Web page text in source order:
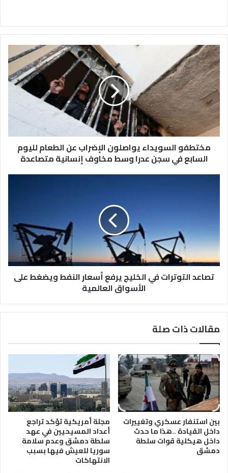
مختطفو
السويداء
يواصلون
الإضراب
عن
الطعام
لليوم
السابع
في
سجن
مخاوف
مختطفو السويداء يواصلون الإضراب عن الطعام لليوم
السابع في سجن عدرا وسط مخاوف إنسانية متصاعدة
أسعار
النفط
ويضغط
على
الأسواق
تصاعد التوترات في الخليج يرفع أسعار النفط ويضغط على
الأسواق العالمية
مقالات ذات صلة
بين استنفار عسكري وتغييرات
داخل القيادة ..هذا ما حدث
داخل هيكلية قوات سلطة
دمشق
مجلة أمريكية تؤكد تراجع
أعداد المسيحيين في عهد
سلطة دمشق وعدم سلامة
سوريا للعيش فيها بسبب
الانتهاكات